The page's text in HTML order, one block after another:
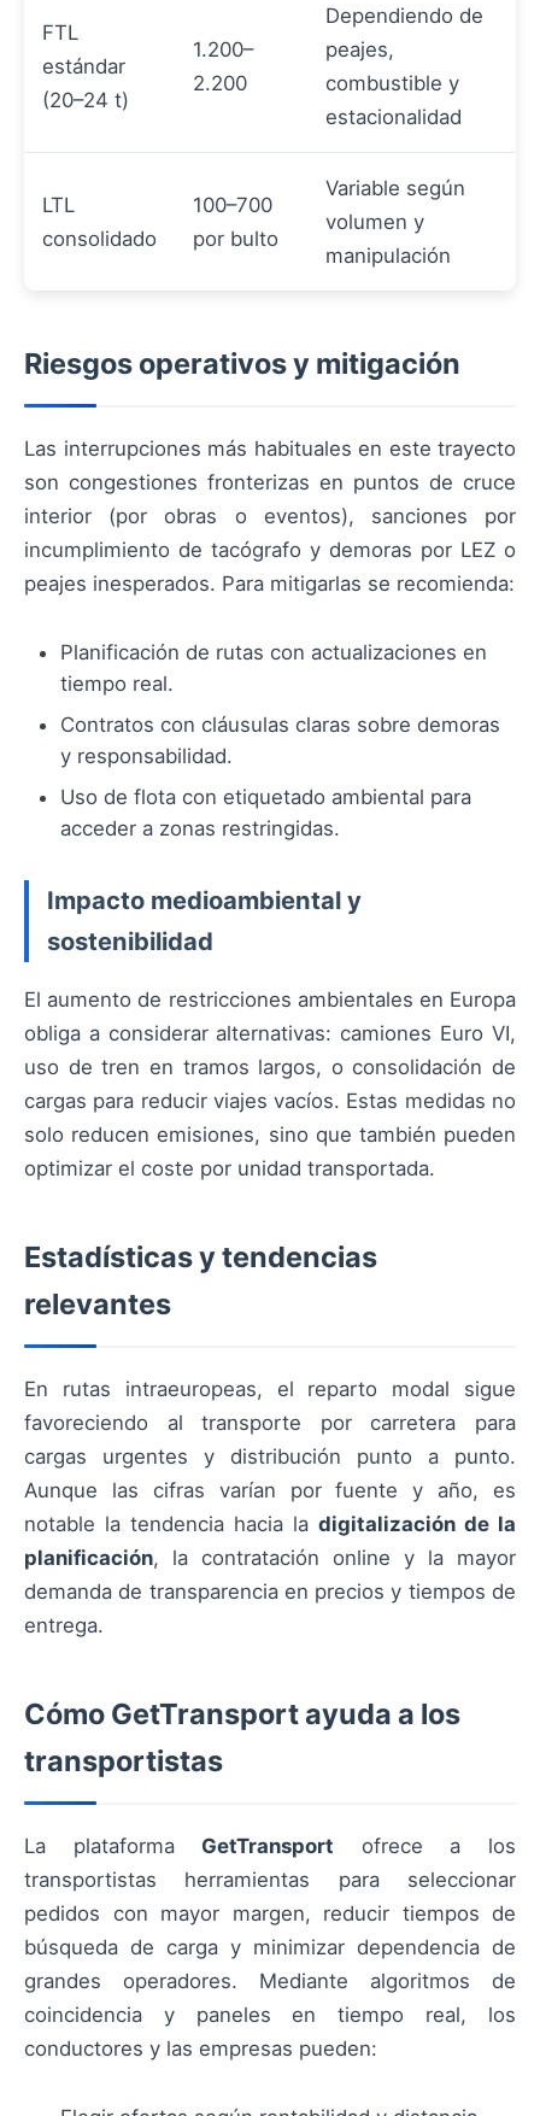
FTL
estándar
(20–24 t)
1.200–
2.200
Dependiendo de
peajes,
combustible y
estacionalidad
LTL
consolidado
100–700
por bulto
Variable según
volumen y
manipulación
Riesgos operativos y mitigación
Las interrupciones más habituales en este trayecto
son congestiones fronterizas en puntos de cruce
interior (por obras o eventos), sanciones por
incumplimiento de tacógrafo y demoras por LEZ o
peajes inesperados. Para mitigarlas se recomienda:
Planificación de rutas con actualizaciones en
tiempo real.
Contratos con cláusulas claras sobre demoras
y responsabilidad.
Uso de flota con etiquetado ambiental para
acceder a zonas restringidas.
Impacto medioambiental y
sostenibilidad
El aumento de restricciones ambientales en Europa
obliga a considerar alternativas: camiones Euro VI,
uso de tren en tramos largos, o consolidación de
cargas para reducir viajes vacíos. Estas medidas no
solo reducen emisiones, sino que también pueden
optimizar el coste por unidad transportada.
Estadísticas y tendencias
relevantes
En rutas intraeuropeas, el reparto modal sigue
favoreciendo al transporte por carretera para
cargas urgentes y distribución punto a punto.
Aunque las cifras varían por fuente y año, es
notable la tendencia hacia la digitalización de la
planificación, la contratación online y la mayor
demanda de transparencia en precios y tiempos de
entrega.
Cómo GetTransport ayuda a los
transportistas
La plataforma GetTransport ofrece a los
transportistas herramientas para seleccionar
pedidos con mayor margen, reducir tiempos de
búsqueda de carga y minimizar dependencia de
grandes operadores. Mediante algoritmos de
coincidencia y paneles en tiempo real, los
conductores y las empresas pueden: